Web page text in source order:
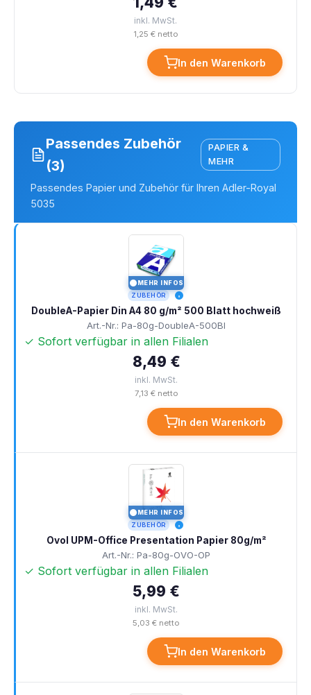
inkl. MwSt.
1,25 € netto
In den Warenkorb
Passendes Zubehör
(3)
PAPIER &
MEHR
Passendes Papier und Zubehör für Ihren Adler-Royal
5035
MEHR INFOS
ZUBEHÖR
DoubleA-Papier Din A4 80 g/m² 500 Blatt hochweiß
Art.-Nr.: Pa-80g-DoubleA-500Bl
✓ Sofort verfügbar in allen Filialen
8,49 €
inkl. MwSt.
7,13 € netto
In den Warenkorb
MEHR INFOS
ZUBEHÖR
Ovol UPM-Office Presentation Papier 80g/m²
Art.-Nr.: Pa-80g-OVO-OP
✓ Sofort verfügbar in allen Filialen
5,99 €
inkl. MwSt.
5,03 € netto
In den Warenkorb